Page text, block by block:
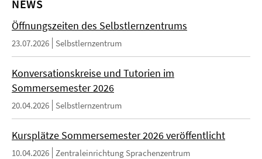
NEWS
Öffnungszeiten des Selbstlernzentrums
23.07.2026 Selbstlernzentrum
Konversationskreise und Tutorien im
Sommersemester 2026
20.04.2026 Selbstlernzentrum
Kursplätze Sommersemester 2026 veröffentlicht
10.04.2026 Zentraleinrichtung Sprachenzentrum